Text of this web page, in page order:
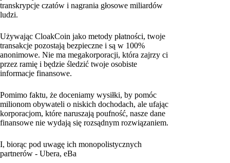
transkrypcje czatów i nagrania głosowe miliardów
ludzi.
Używając CloakCoin jako metody płatności, twoje
transakcje pozostają bezpieczne i są w 100%
anonimowe. Nie ma megakorporacji, która zajrzy ci
przez ramię i będzie śledzić twoje osobiste
informacje finansowe.
Pomimo faktu, że doceniamy wysiłki, by pomóc
milionom obywateli o niskich dochodach, ale ufając
korporacjom, które naruszają poufność, nasze dane
finansowe nie wydają się rozsądnym rozwiązaniem.
I, biorąc pod uwagę ich monopolistycznych
partnerów - Ubera, eBa